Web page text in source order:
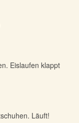
Eislaufen klappt
Läuft!